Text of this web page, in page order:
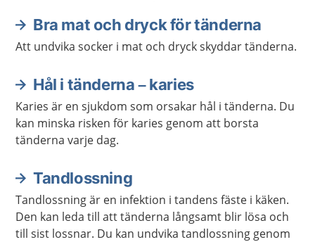
Bra mat och dryck för tänderna
Att undvika socker i mat och dryck skyddar tänderna.
Hål i tänderna – karies
Karies är en sjukdom som orsakar hål i tänderna. Du
kan minska risken för karies genom att borsta
tänderna varje dag.
Tandlossning
Tandlossning är en infektion i tandens fäste i käken.
Den kan leda till att tänderna långsamt blir lösa och
till sist lossnar. Du kan undvika tandlossning genom